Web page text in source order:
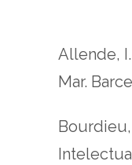
Allende,
Mar.
Bourdieu,